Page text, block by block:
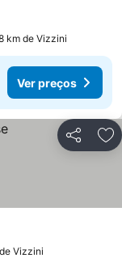
km de Vizzini
Ver preços
Partilhar
Vizzini